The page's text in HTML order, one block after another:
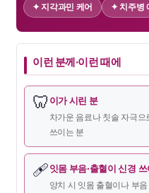
✦ 지각과민 케어 ✦ 치주병
이런 분께·이런 때에
🦷 이가 시린 분
차가운 음료나 칫솔 자극
쓰이는 분
🩹잇몸 부음·출혈이 신경
양치 시 잇몸 출혈이나 부